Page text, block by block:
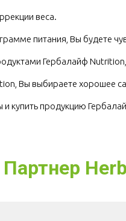
веса.
питания, Вы будете
Гербалайф
Вы выбираете хорошее
и купить продукцию